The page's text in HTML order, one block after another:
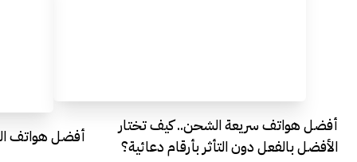
أفضل هواتف سريعة الشحن.. كيف تختار
الأفضل بالفعل دون التأثر بأرقام دعائية؟
أفضل هواتف